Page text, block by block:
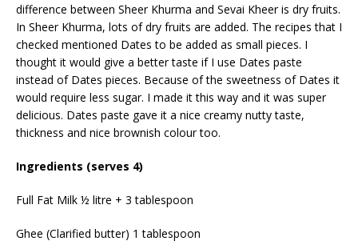
difference between Sheer Khurma and Sevai Kheer is dry fruits.
In Sheer Khurma, lots of dry fruits are added. The recipes that I
checked mentioned Dates to be added as small pieces. I
thought it would give a better taste if I use Dates paste
instead of Dates pieces. Because of the sweetness of Dates it
would require less sugar. I made it this way and it was super
delicious. Dates paste gave it a nice creamy nutty taste,
thickness and nice brownish colour too.
Ingredients (serves 4)
Full Fat Milk ½ litre + 3 tablespoon
Ghee (Clarified butter) 1 tablespoon